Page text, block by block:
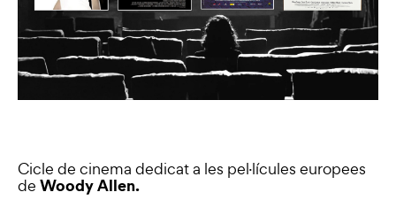
Cicle de cinema dedicat a les pel·lícules europees
de Woody Allen.